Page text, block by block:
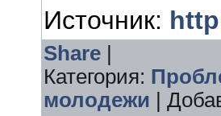
Источник:
Share
Категория:
молодежи